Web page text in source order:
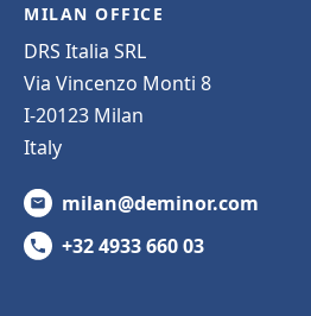
MILAN OFFICE
DRS Italia SRL
Via Vincenzo Monti 8
I-20123 Milan
Italy
milan@deminor.com
+32 4933 660 03